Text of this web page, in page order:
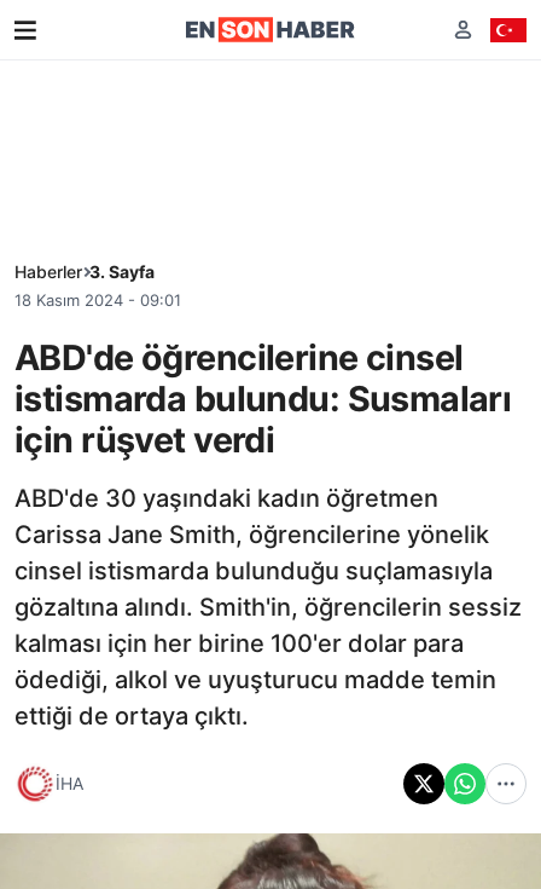
Haberler 3. Sayfa
18 Kasım 2024 - 09:01
ABD'de öğrencilerine cinsel
istismarda bulundu: Susmaları
için rüşvet verdi
ABD'de 30 yaşındaki kadın öğretmen
Carissa Jane Smith, öğrencilerine yönelik
cinsel istismarda bulunduğu suçlamasıyla
gözaltına alındı. Smith'in, öğrencilerin sessiz
kalması için her birine 100'er dolar para
ödediği, alkol ve uyuşturucu madde temin
ettiği de ortaya çıktı.
İHA